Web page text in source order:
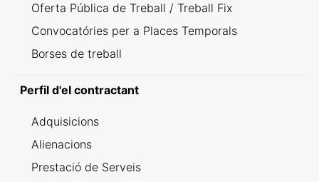
Oferta Pública de Treball / Treball Fix
Convocatóries per a Places Temporals
Borses de treball
Perfil d'el contractant
Adquisicions
Alienacions
Prestació de Serveis